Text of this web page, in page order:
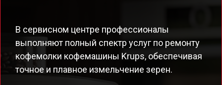
В сервисном центре профессионалы
выполняют полный спектр услуг по ремонту
кофемолки кофемашины Krups, обеспечивая
точное и плавное измельчение зерен.